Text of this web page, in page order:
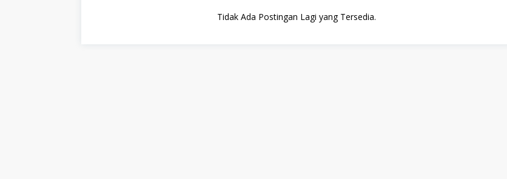
Tidak Ada Postingan Lagi yang Tersedia.